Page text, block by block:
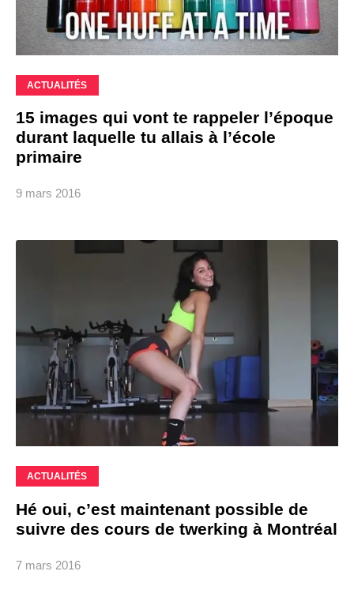
ACTUALITÉS
15 images qui vont te rappeler l’époque
durant laquelle tu allais à l’école
primaire
9 mars 2016
ACTUALITÉS
Hé oui, c’est maintenant possible de
suivre des cours de twerking à Montréal
7 mars 2016